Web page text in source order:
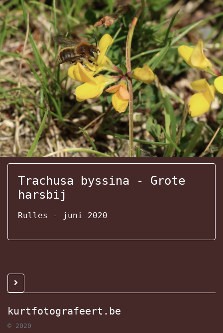
Trachusa byssina - Grote
harsbij
Rulles - juni 2020
kurtfotografeert.be
© 2020